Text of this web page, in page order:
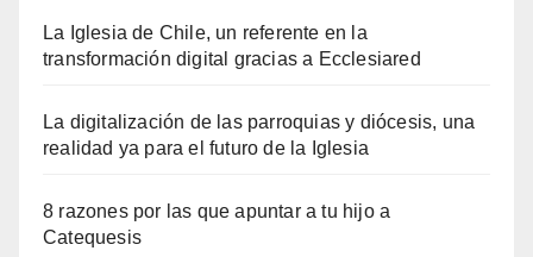
La Iglesia de Chile, un referente en la
transformación digital gracias a Ecclesiared
La digitalización de las parroquias y diócesis, una
realidad ya para el futuro de la Iglesia
8 razones por las que apuntar a tu hijo a
Catequesis